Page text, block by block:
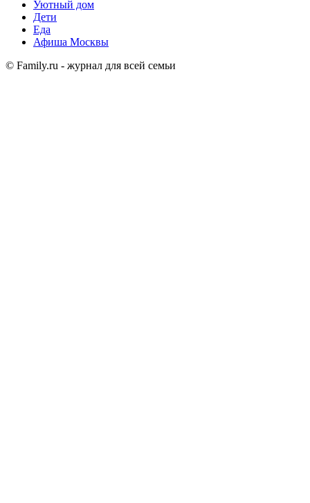
Уютный дом
Дети
Еда
Афиша Москвы
© Family.ru - журнал для всей семьи